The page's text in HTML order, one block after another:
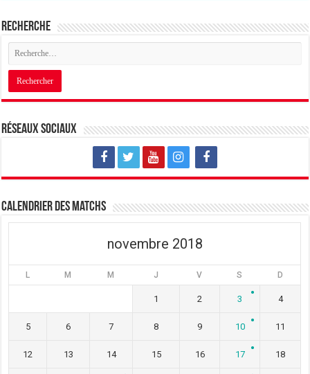
Recherche
Réseaux sociaux
Calendrier des matchs
novembre 2018
L M M J V S D
1 2 3 4
5 6 7 8 9 10 11
12 13 14 15 16 17 18